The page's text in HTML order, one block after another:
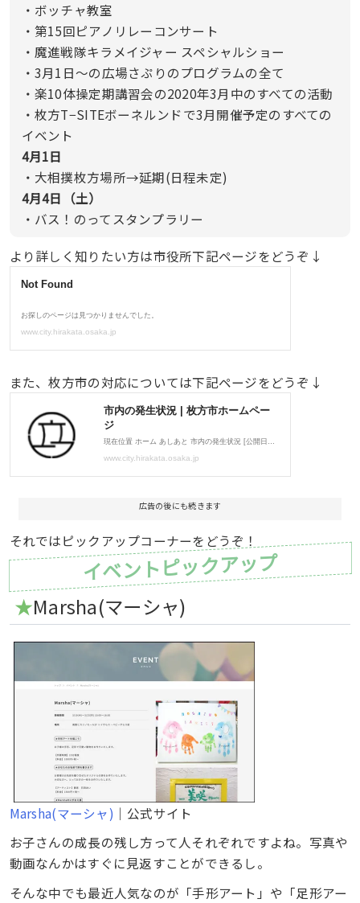
・ボッチャ教室
・第15回ピアノリレーコンサート
・魔進戦隊キラメイジャー スペシャルショー
・3月1日〜の広場さぷりのプログラムの全て
・楽10体操定期講習会の2020年3月中のすべての活動
・枚方T−SITEボーネルンドで3月開催予定のすべての
イベント
4月1日
・大相撲枚方場所→延期(日程未定)
4月4日（土）
・バス！のってスタンプラリー
より詳しく知りたい方は市役所下記ページをどうぞ↓
また、枚方市の対応については下記ページをどうぞ↓
広告の後にも続きます
それではピックアップコーナーをどうぞ！
イベントピックアップ
★Marsha(マーシャ)
Marsha(マーシャ) ｜公式サイト
お子さんの成長の残し方って人それぞれですよね。写真や
動画なんかはすぐに見返すことができるし。
そんな中でも最近人気なのが「手形アート」や「足形アー